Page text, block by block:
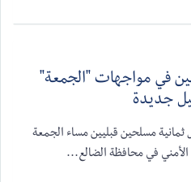
في مواجهات "الجمعة"
جديدة
ثمانية مسلحين قبليين مساء الجمعة
في محافظة الضالع...